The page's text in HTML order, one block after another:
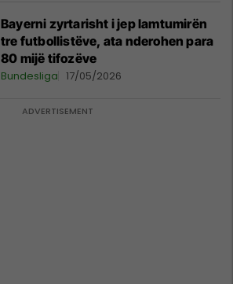
Bayerni zyrtarisht i jep lamtumirën
tre futbollistëve, ata nderohen para
80 mijë tifozëve
Bundesliga 17/05/2026